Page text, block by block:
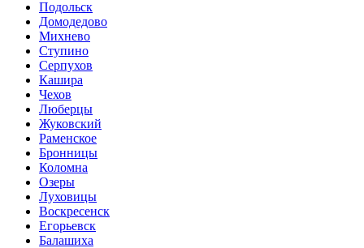
Подольск
Домодедово
Михнево
Ступино
Серпухов
Кашира
Чехов
Люберцы
Жуковский
Раменское
Бронницы
Коломна
Озеры
Луховицы
Воскресенск
Егорьевск
Балашиха